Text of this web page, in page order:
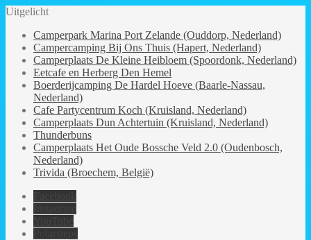
Uitgelicht
Camperpark Marina Port Zelande (Ouddorp, Nederland)
Campercamping Bij Ons Thuis (Hapert, Nederland)
Camperplaats De Kleine Heibloem (Spoordonk, Nederland)
Eetcafe en Herberg Den Hemel
Boerderijcamping De Hardel Hoeve (Baarle-Nassau,
Nederland)
Cafe Partycentrum Koch (Kruisland, Nederland)
Camperplaats Dun Achtertuin (Kruisland, Nederland)
Thunderbuns
Camperplaats Het Oude Bossche Veld 2.0 (Oudenbosch,
Nederland)
Trivida (Broechem, België)